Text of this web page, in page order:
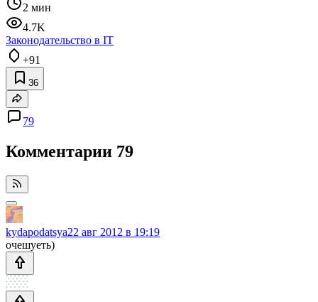
2 мин
4.7K
Законодательство в IT
+91
36
79
Комментарии 79
kydapodatsya22 авг 2012 в 19:19
очешуеть)